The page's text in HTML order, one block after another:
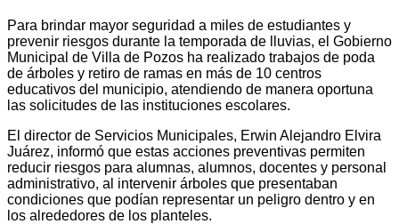
Para brindar mayor seguridad a miles de estudiantes y
prevenir riesgos durante la temporada de lluvias, el Gobierno
Municipal de Villa de Pozos ha realizado trabajos de poda
de árboles y retiro de ramas en más de 10 centros
educativos del municipio, atendiendo de manera oportuna
las solicitudes de las instituciones escolares.
El director de Servicios Municipales, Erwin Alejandro Elvira
Juárez, informó que estas acciones preventivas permiten
reducir riesgos para alumnas, alumnos, docentes y personal
administrativo, al intervenir árboles que presentaban
condiciones que podían representar un peligro dentro y en
los alrededores de los planteles.